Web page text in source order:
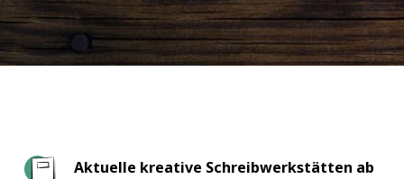
Aktuelle kreative Schreibwerkstätten ab